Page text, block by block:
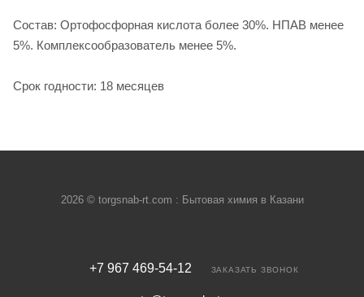
Состав: Ортофосфорная кислота более 30%. НПАВ менее
5%. Комплексообразователь менее 5%.
Срок годности: 18 месяцев
2026 © torgsnab-rt.com : Бытовая химия в Казани
+7 967 469-54-12 ЗАКАЗАТЬ ЗВОНОК